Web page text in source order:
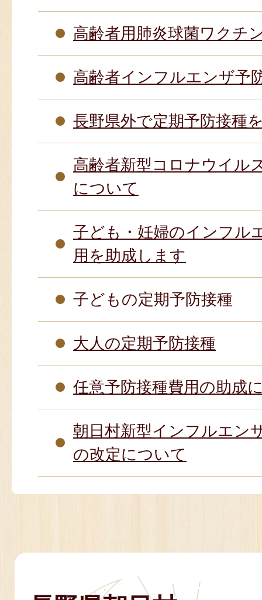
高齢者用肺炎球菌ワクチ
高齢者インフルエンザ予
長野県外で定期予防接種
高齢者新型コロナウイル
について
子ども・妊婦のインフル
用を助成します
子どもの定期予防接種
大人の定期予防接種
任意予防接種費用の助成
朝日村新型インフルエン
の改定について